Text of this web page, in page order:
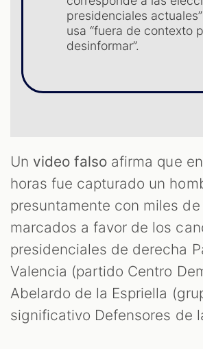
presidenciales
usa “fuera de contexto
desinformar”.
Un video falso afirma que
horas fue capturado un
presuntamente con miles
marcados a favor de los
presidenciales de derecha
Valencia (partido Centro
Abelardo de la Espriella
significativo Defensores de